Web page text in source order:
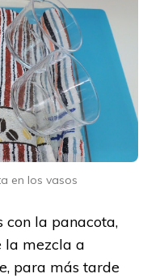
en los vasos
con la panacota,
la mezcla a
para más tarde